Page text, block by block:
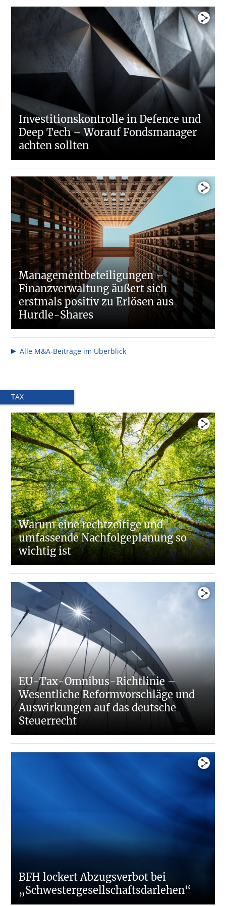
Die Corona-Krise als Katalysator für Megatrends?
Interview: Fondsmanagement in Zeiten von
Insolvenzrechtsfragen in Corona-Zeiten
Investitionskontrolle in Defence und
Deep Tech – Worauf Fondsmanager
achten sollten
Managementbeteiligungen –
Finanzverwaltung äußert sich
erstmals positiv zu Erlösen aus
Hurdle-Shares
Alle M&A-Beiträge im Überblick
TAX
Warum eine rechtzeitige und
umfassende Nachfolgeplanung so
wichtig ist
EU-Tax-Omnibus-Richtlinie –
Wesentliche Reformvorschläge und
Auswirkungen auf das deutsche
Steuerrecht
BFH lockert Abzugsverbot bei
„Schwestergesellschaftsdarlehen“